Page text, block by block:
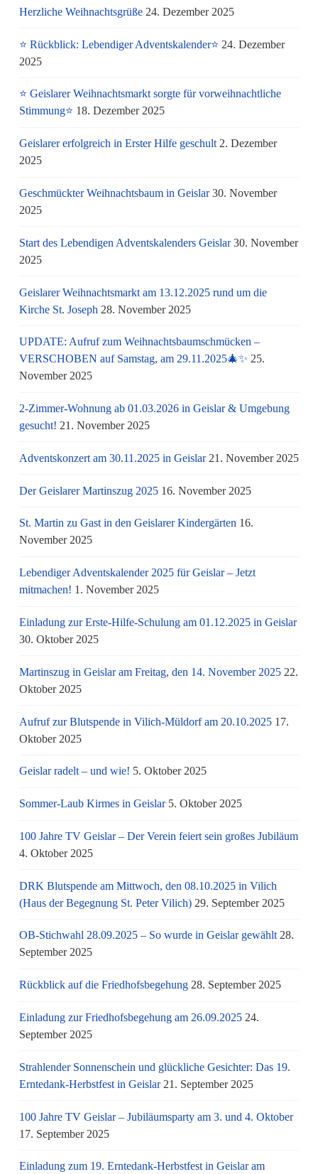
Herzliche Weihnachtsgrüße 24. Dezember 2025
⭐ Rückblick: Lebendiger Adventskalender⭐ 24. Dezember
2025
⭐ Geislarer Weihnachtsmarkt sorgte für vorweihnachtliche
Stimmung⭐ 18. Dezember 2025
Geislarer erfolgreich in Erster Hilfe geschult 2. Dezember
2025
Geschmückter Weihnachtsbaum in Geislar 30. November
2025
Start des Lebendigen Adventskalenders Geislar 30. November
2025
Geislarer Weihnachtsmarkt am 13.12.2025 rund um die
Kirche St. Joseph 28. November 2025
UPDATE: Aufruf zum Weihnachtsbaumschmücken –
VERSCHOBEN auf Samstag, am 29.11.2025🎄✨ 25.
November 2025
2-Zimmer-Wohnung ab 01.03.2026 in Geislar & Umgebung
gesucht! 21. November 2025
Adventskonzert am 30.11.2025 in Geislar 21. November 2025
Der Geislarer Martinszug 2025 16. November 2025
St. Martin zu Gast in den Geislarer Kindergärten 16.
November 2025
Lebendiger Adventskalender 2025 für Geislar – Jetzt
mitmachen! 1. November 2025
Einladung zur Erste-Hilfe-Schulung am 01.12.2025 in Geislar
30. Oktober 2025
Martinszug in Geislar am Freitag, den 14. November 2025 22.
Oktober 2025
Aufruf zur Blutspende in Vilich-Müldorf am 20.10.2025 17.
Oktober 2025
Geislar radelt – und wie! 5. Oktober 2025
Sommer-Laub Kirmes in Geislar 5. Oktober 2025
100 Jahre TV Geislar – Der Verein feiert sein großes Jubiläum
4. Oktober 2025
DRK Blutspende am Mittwoch, den 08.10.2025 in Vilich
(Haus der Begegnung St. Peter Vilich) 29. September 2025
OB-Stichwahl 28.09.2025 – So wurde in Geislar gewählt 28.
September 2025
Rückblick auf die Friedhofsbegehung 28. September 2025
Einladung zur Friedhofsbegehung am 26.09.2025 24.
September 2025
Strahlender Sonnenschein und glückliche Gesichter: Das 19.
Erntedank-Herbstfest in Geislar 21. September 2025
100 Jahre TV Geislar – Jubiläumsparty am 3. und 4. Oktober
17. September 2025
Einladung zum 19. Erntedank-Herbstfest in Geislar am